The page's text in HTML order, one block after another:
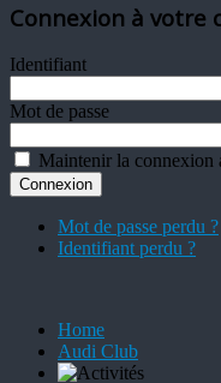
Connexion à votre
Identifiant
Mot de passe
Maintenir la connexion
Mot de passe perdu ?
Identifiant perdu ?
Home
Audi Club